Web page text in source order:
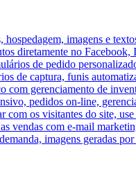
imagens e
diretamente no
de pedido
de captura, funis
gerenciamento de
pedidos on-line,
os visitantes do site,
vendas com e-mail
imagens geradas